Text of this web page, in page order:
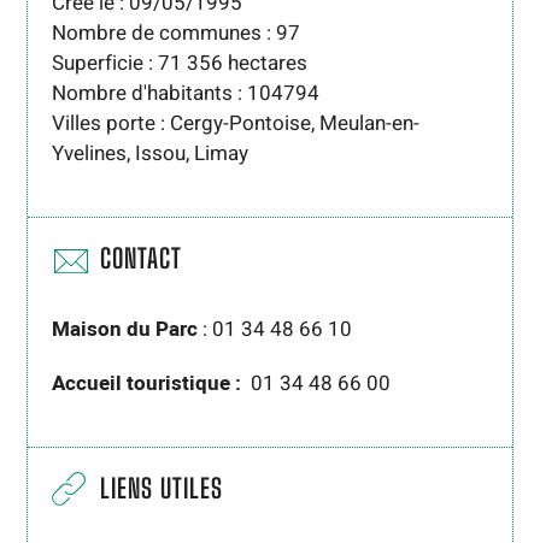
Nombre de communes : 97
Superficie : 71 356 hectares
Nombre d'habitants : 104794
Villes porte : Cergy-Pontoise, Meulan-en-
Yvelines, Issou, Limay
CONTACT
Maison du Parc : 01 34 48 66 10
Accueil touristique : 01 34 48 66 00
LIENS UTILES